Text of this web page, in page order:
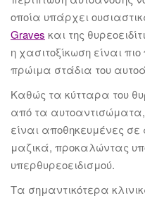
οποία υπάρχει
Graves και της
η χασιτοξίκωση είναι
πρώιμα στάδια του
Καθώς τα κύτταρα του
από τα αυτοαντισώματα,
είναι αποθηκευμένες
μαζικά, προκαλώντας
υπερθυρεοειδισμού.
Τα σημαντικότερα